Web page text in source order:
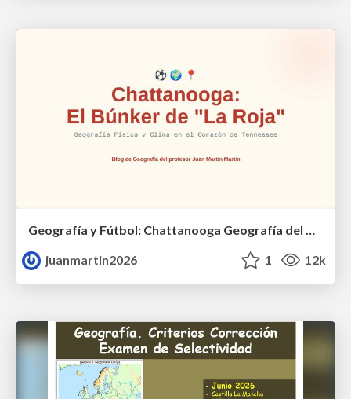
Geografía y Fútbol: Chattanooga Geografía del Búnker de La Roja.
juanmartin2026
1 12k